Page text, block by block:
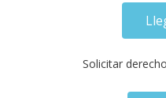
Solicitar